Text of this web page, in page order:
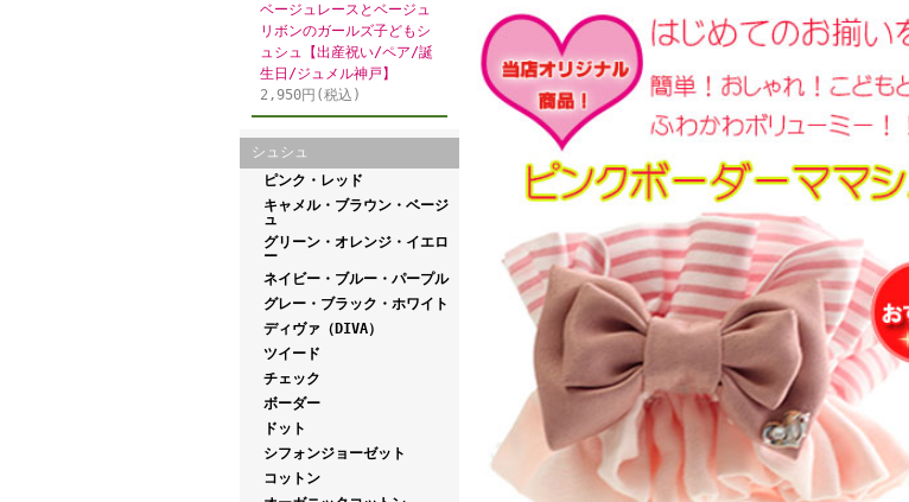
ベージュレースとベージュ
リボンのガールズ子どもシ
ュシュ【出産祝い/ペア/誕
生日/ジュメル神戸】
2,950円(税込)
シュシュ
ピンク・レッド
キャメル・ブラウン・ベージ
ュ
グリーン・オレンジ・イエロ
ー
ネイビー・ブルー・パープル
グレー・ブラック・ホワイト
ディヴァ（DIVA）
ツイード
チェック
ボーダー
ドット
シフォンジョーゼット
コットン